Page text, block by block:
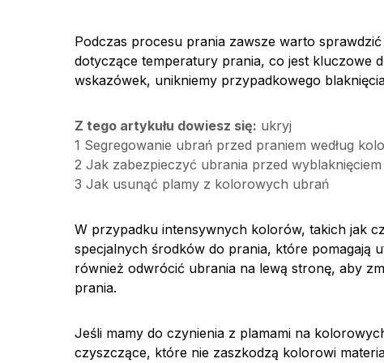
Podczas procesu prania zawsze warto
dotyczące temperatury prania, co jest kluczowe
wskazówek, unikniemy przypadkowego
Z tego artykułu dowiesz się: ukryj
1 Segregowanie ubrań przed praniem według
2 Jak zabezpieczyć ubrania przed
3 Jak usunąć plamy z kolorowych ubrań
W przypadku intensywnych kolorów, takich jak
specjalnych środków do prania, które pomagają
również odwrócić ubrania na lewą stronę, aby
prania.
Jeśli mamy do czynienia z plamami na
czyszczące, które nie zaszkodzą kolorowi